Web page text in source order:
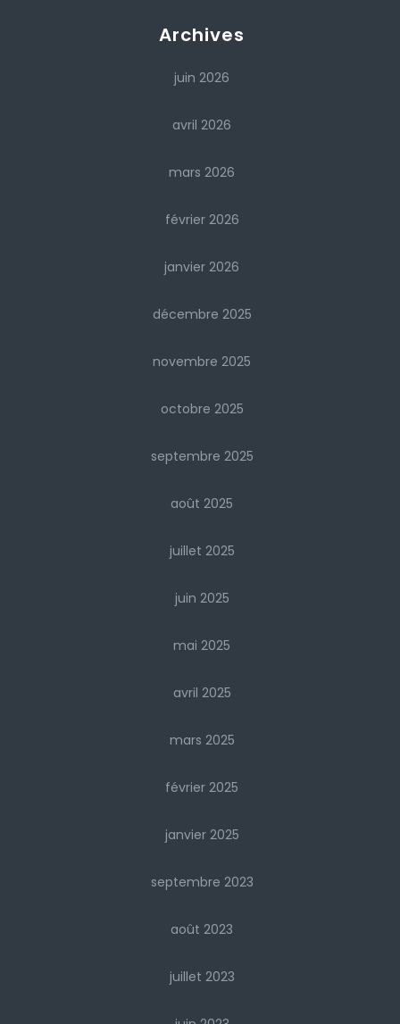
Archives
juin 2026
avril 2026
mars 2026
février 2026
janvier 2026
décembre 2025
novembre 2025
octobre 2025
septembre 2025
août 2025
juillet 2025
juin 2025
mai 2025
avril 2025
mars 2025
février 2025
janvier 2025
septembre 2023
août 2023
juillet 2023